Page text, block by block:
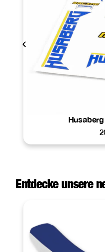
Entdecke unsere